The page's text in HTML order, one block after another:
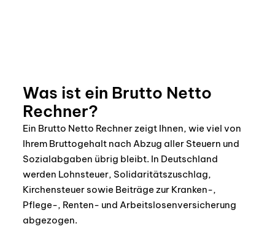
Was ist ein Brutto Netto
Rechner?
Ein Brutto Netto Rechner zeigt Ihnen, wie viel von
Ihrem Bruttogehalt nach Abzug aller Steuern und
Sozialabgaben übrig bleibt. In Deutschland
werden Lohnsteuer, Solidaritätszuschlag,
Kirchensteuer sowie Beiträge zur Kranken-,
Pflege-, Renten- und Arbeitslosenversicherung
abgezogen.